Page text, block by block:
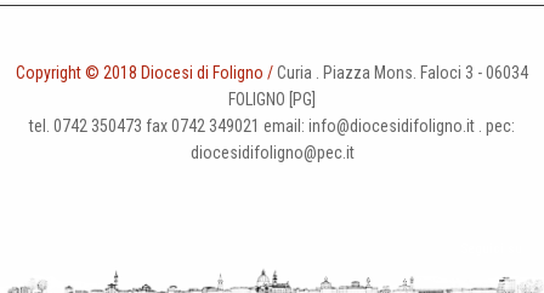
Copyright © 2018 Diocesi di Foligno /Curia . Piazza Mons. Faloci 3 - 06034
FOLIGNO [PG]
tel. 0742 350473 fax 0742 349021 email: info@diocesidifoligno.it . pec:
diocesidifoligno@pec.it